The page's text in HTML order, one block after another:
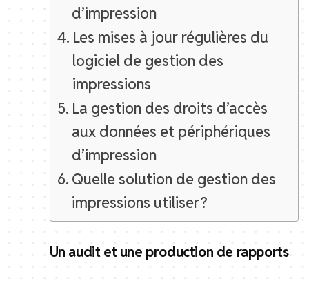
d’impression
Les mises à jour régulières du
logiciel de gestion des
impressions
La gestion des droits d’accès
aux données et périphériques
d’impression
Quelle solution de gestion des
impressions utiliser ?
Un audit et une production de rapports